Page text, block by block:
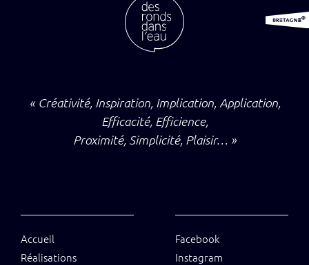
« Créativité, Inspiration, Implication, Application,
Efficacité, Efficience,
Proximité, Simplicité, Plaisir… »
Accueil
Réalisations
Facebook
Instagram